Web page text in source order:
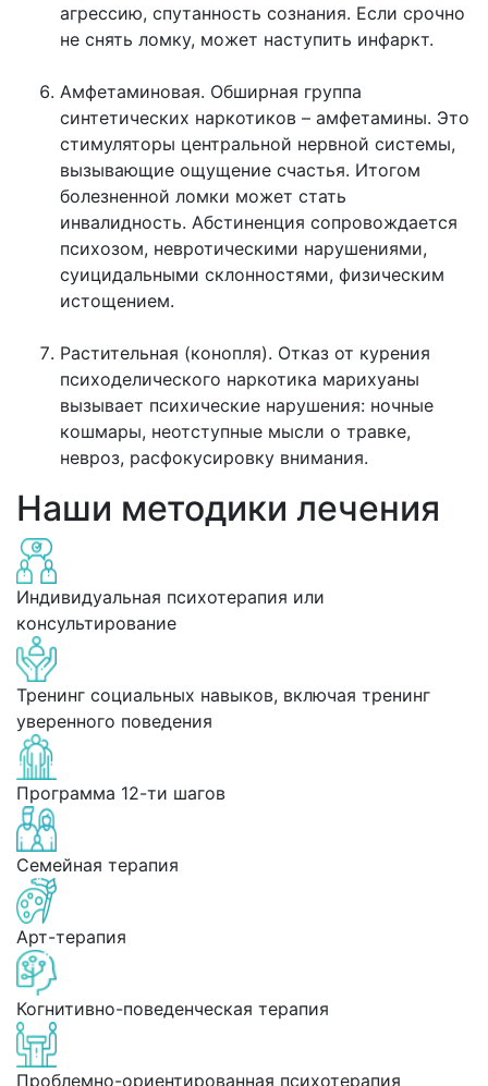
агрессию, спутанность сознания. Если срочно
не снять ломку, может наступить инфаркт.
Амфетаминовая. Обширная группа
синтетических наркотиков – амфетамины. Это
стимуляторы центральной нервной системы,
вызывающие ощущение счастья. Итогом
болезненной ломки может стать
инвалидность. Абстиненция сопровождается
психозом, невротическими нарушениями,
суицидальными склонностями, физическим
истощением.
Растительная (конопля). Отказ от курения
психоделического наркотика марихуаны
вызывает психические нарушения: ночные
кошмары, неотступные мысли о травке,
невроз, расфокусировку внимания.
Наши методики лечения
Индивидуальная психотерапия или
консультирование
Тренинг социальных навыков, включая тренинг
уверенного поведения
Программа 12-ти шагов
Семейная терапия
Арт-терапия
Когнитивно-поведенческая терапия
Проблемно-ориентированная психотерапия